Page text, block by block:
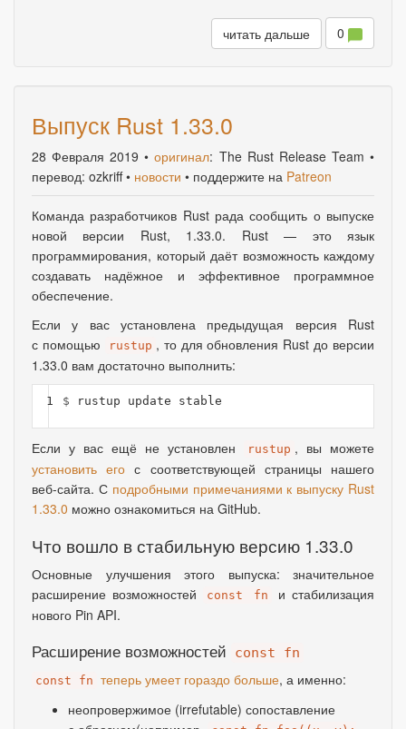
читать дальше 0
Выпуск Rust 1.33.0
28 Февраля 2019•оригинал: The Rust Release Team •
перевод: ozkriff • новости • поддержите на Patreon
Команда разработчиков Rust рада сообщить о выпуске
новой версии Rust, 1.33.0. Rust — это язык
программирования, который даёт возможность каждому
создавать надёжное и эффективное программное
обеспечение.
Если у вас установлена предыдущая версия Rust
с помощью
rustup , то для обновления Rust до версии
1.33.0 вам достаточно выполнить:
1 $
Если у вас ещё не установлен rustup , вы можете
установить его с соответствующей страницы нашего
веб-сайта. С подробными примечаниями к выпуску Rust
1.33.0 можно ознакомиться на GitHub.
Что вошло в стабильную версию 1.33.0
Основные улучшения этого выпуска: значительное
расширение возможностей
const fn
и стабилизация
нового Pin API.
Расширение возможностей const fn
const fn теперь умеет гораздо больше, а именно:
неопровержимое (irrefutable) сопоставление